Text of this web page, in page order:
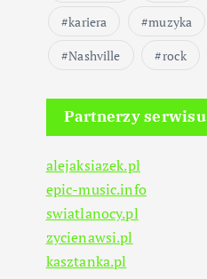
kariera
muzyka
Nashville
rock
Partnerzy serwisu
alejaksiazek.pl
epic-music.info
swiatlanocy.pl
zycienawsi.pl
kasztanka.pl